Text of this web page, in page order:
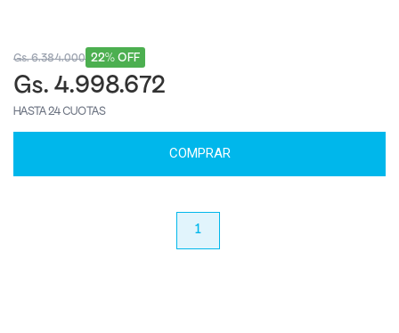
22% OFF
Gs. 6.384.000
Gs. 4.998.672
HASTA 24 CUOTAS
COMPRAR
1